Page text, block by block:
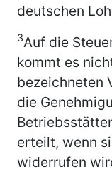
deutschen
3Auf die
kommt es
bezeichneten
die
erteilt, wenn
widerrufen